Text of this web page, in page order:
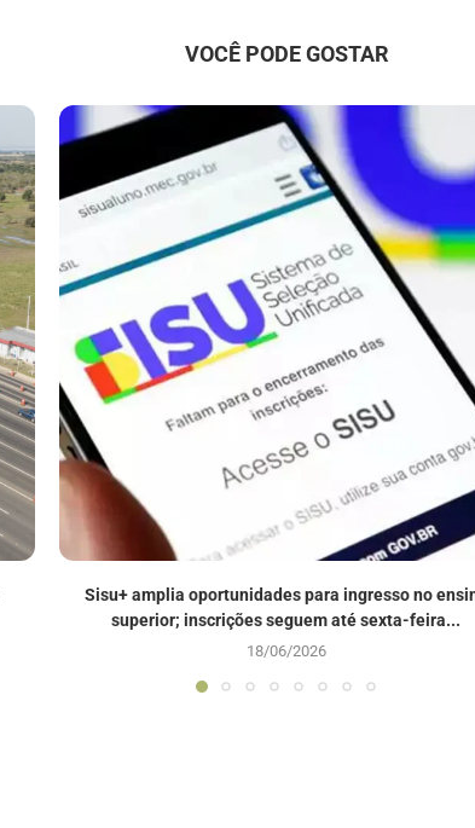
VOCÊ PODE GOSTAR
Sisu+ amplia oportunidades para ingresso no
superior; inscrições seguem até sexta-feira...
18/06/2026